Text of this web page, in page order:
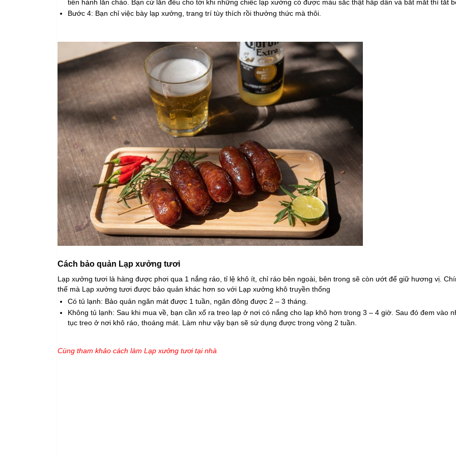
tiến hành lăn chảo. Bạn cứ lăn đều cho tới khi những chiếc lạp xưởng có được màu sắc thật hấp dẫn và bắt mắt thì tắt
Bước 4: Bạn chỉ việc bày lạp xưởng, trang trí tùy thích rồi thưởng thức mà thôi.
Cách bảo quản Lạp xưởng tươi
Lạp xưởng tươi là hàng được phơi qua 1 nắng ráo, tỉ lệ khô ít, chỉ ráo bên ngoài, bên trong sẽ còn ướt để giữ hương vị.
thế mà Lạp xưởng tươi được bảo quản khác hơn so với Lạp xưởng khô truyền thống
Có tủ lạnh: Bảo quản ngăn mát được 1 tuần, ngăn đông được 2 – 3 tháng.
Không tủ lạnh: Sau khi mua về, bạn cần xổ ra treo lạp ở nơi có nắng cho lạp khô hơn trong 3 – 4 giờ. Sau đó đem vào
tục treo ở nơi khô ráo, thoáng mát. Làm như vậy bạn sẽ sử dụng được trong vòng 2 tuần.
Cùng tham khảo cách làm Lạp xưởng tươi tại nhà